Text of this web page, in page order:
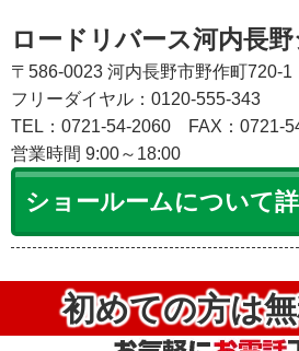
ロードリバース河内長
〒586-0023 河内長野市野作町720-1
フリーダイヤル：0120-555-343
TEL：0721-54-2060
FAX：0721-
営業時間 9:00～18:00
ショールームについて
初めての方は